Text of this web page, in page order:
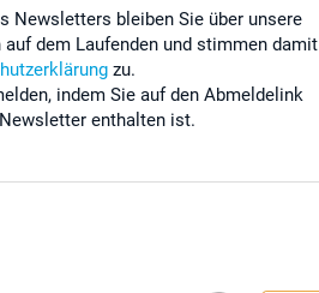
Newsletters bleiben Sie über unsere
dem Laufenden und stimmen damit
zu.
indem Sie auf den Abmeldelink
enthalten ist.